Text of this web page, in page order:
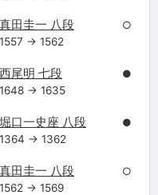
真田圭一 八段
1557 → 1562
○
西尾明 七段
1648 → 1635
●
堀口一史座 八段
1364 → 1362
●
真田圭一 八段
1562 → 1569
○